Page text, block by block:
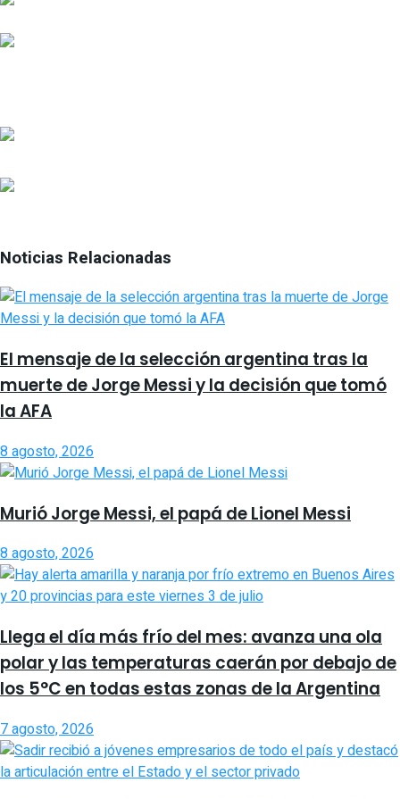
Noticias Relacionadas
El mensaje de la selección argentina tras la
muerte de Jorge Messi y la decisión que tomó
la AFA
8 agosto, 2026
Murió Jorge Messi, el papá de Lionel Messi
8 agosto, 2026
Llega el día más frío del mes: avanza una ola
polar y las temperaturas caerán por debajo de
los 5°C en todas estas zonas de la Argentina
7 agosto, 2026